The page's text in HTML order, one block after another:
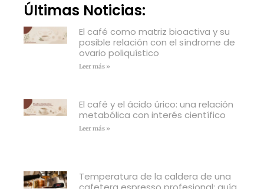
Últimas Noticias:
El café como matriz bioactiva y su
posible relación con el síndrome de
ovario poliquístico
Leer más »
El café y el ácido úrico: una relación
metabólica con interés científico
Leer más »
Temperatura de la caldera de una